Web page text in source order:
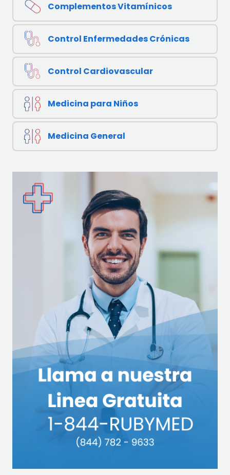
Complementos Vitamínicos
Control Enfermedades Crónicas
Control Cardiovascular
Medicina para Niños
Medicina General